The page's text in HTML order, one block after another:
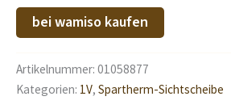
bei wamiso kaufen
Artikelnummer: 01058877
Kategorien: 1V, Spartherm-Sichtscheibe